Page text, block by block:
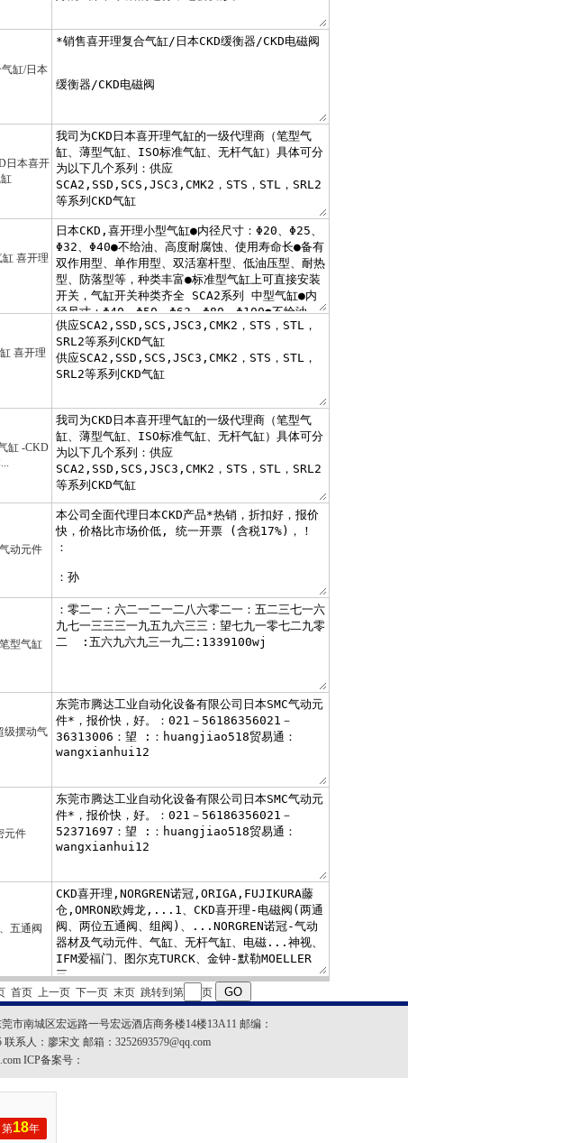
缸/日本
日本喜开
喜开理
喜开理
缸 -CKD
动元件
型气缸
级摆动气
元件
五通阀
首页 上一页 下一页 末页跳转到第 页
市南城区宏远路一号宏远酒店商务楼14楼13A11 邮编：
联系人：廖宋文 邮箱： 3252693579@qq.com
ICP备案号：
第18年